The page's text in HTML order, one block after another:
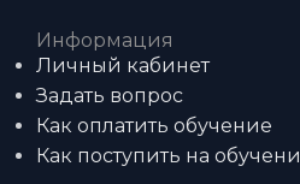
Информация
Личный кабинет
Задать вопрос
Как оплатить обучение
Как поступить на